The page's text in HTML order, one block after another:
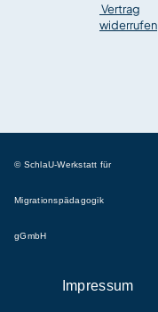
Vertrag
widerrufen
© SchlaU-Werkstatt für
Migrationspädagogik
gGmbH
Impressum